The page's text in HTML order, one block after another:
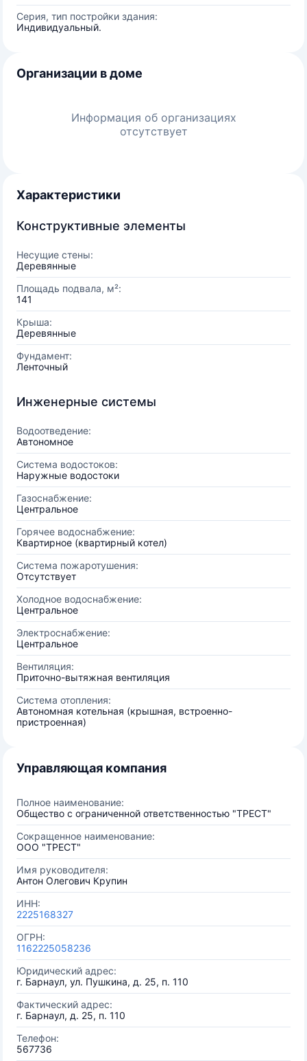
Серия, тип постройки здания:
Индивидуальный.
Организации в доме
Информация об организациях
отсутствует
Характеристики
Конструктивные элементы
Несущие стены:
Деревянные
Площадь подвала, м²:
141
Крыша:
Деревянные
Фундамент:
Ленточный
Инженерные системы
Водоотведение:
Автономное
Система водостоков:
Наружные водостоки
Газоснабжение:
Центральное
Горячее водоснабжение:
Квартирное (квартирный котел)
Система пожаротушения:
Отсутствует
Холодное водоснабжение:
Центральное
Электроснабжение:
Центральное
Вентиляция:
Приточно-вытяжная вентиляция
Система отопления:
Автономная котельная (крышная, встроенно-
пристроенная)
Управляющая компания
Полное наименование:
Общество с ограниченной ответственностью "ТРЕСТ"
Сокращенное наименование:
ООО "ТРЕСТ"
Имя руководителя:
Антон Олегович Крупин
ИНН:
2225168327
ОГРН:
1162225058236
Юридический адрес:
г. Барнаул, ул. Пушкина, д. 25, п. 110
Фактический адрес:
г. Барнаул, д. 25, п. 110
Телефон:
567736